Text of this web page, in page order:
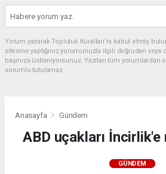
Yorum yazarak Topluluk Kuralları’nı kabul etmiş
sitesine yaptığınız yorumunuzla ilgili doğrudan
başınıza üstleniyorsunuz. Yazılan tüm
sorumlu tutulamaz.
Anasayfa Gündem
ABD uçakları
GÜNDEM